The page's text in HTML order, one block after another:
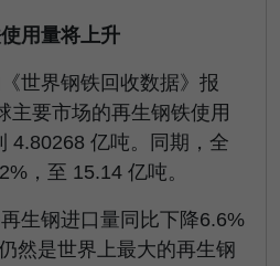
用量将上升
世界钢铁回收数据》报
主要市场的再生钢铁使用
4.80268 亿吨。同期，全
，至 15.14 亿吨。
生钢进口量同比下降6.6%
然是世界上最大的再生钢